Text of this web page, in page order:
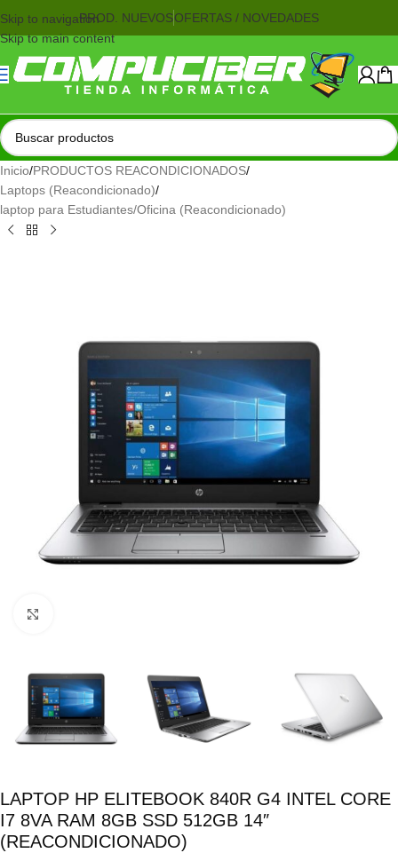
Skip to navigation
Skip to main content
PROD. NUEVOSOFERTAS / NOVEDADES
Inicio/PRODUCTOS REACONDICIONADOS/
Laptops (Reacondicionado)/
laptop para Estudiantes/Oficina (Reacondicionado)
LAPTOP HP ELITEBOOK 840R G4 INTEL CORE
I7 8VA RAM 8GB SSD 512GB 14″
(REACONDICIONADO)